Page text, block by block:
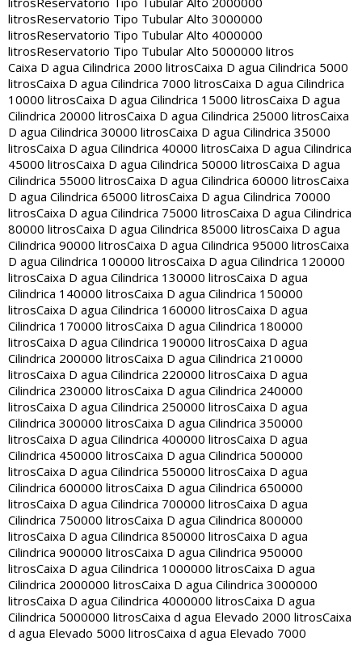
litrosReservatorio Tipo Tubular Alto 3000000
litrosReservatorio Tipo Tubular Alto 4000000
litrosReservatorio Tipo Tubular Alto 5000000 litros
Caixa D agua Cilindrica 2000 litrosCaixa D agua Cilindrica 5000
litrosCaixa D agua Cilindrica 7000 litrosCaixa D agua Cilindrica
10000 litrosCaixa D agua Cilindrica 15000 litrosCaixa D agua
Cilindrica 20000 litrosCaixa D agua Cilindrica 25000 litrosCaixa
D agua Cilindrica 30000 litrosCaixa D agua Cilindrica 35000
litrosCaixa D agua Cilindrica 40000 litrosCaixa D agua Cilindrica
45000 litrosCaixa D agua Cilindrica 50000 litrosCaixa D agua
Cilindrica 55000 litrosCaixa D agua Cilindrica 60000 litrosCaixa
D agua Cilindrica 65000 litrosCaixa D agua Cilindrica 70000
litrosCaixa D agua Cilindrica 75000 litrosCaixa D agua Cilindrica
80000 litrosCaixa D agua Cilindrica 85000 litrosCaixa D agua
Cilindrica 90000 litrosCaixa D agua Cilindrica 95000 litrosCaixa
D agua Cilindrica 100000 litrosCaixa D agua Cilindrica 120000
litrosCaixa D agua Cilindrica 130000 litrosCaixa D agua
Cilindrica 140000 litrosCaixa D agua Cilindrica 150000
litrosCaixa D agua Cilindrica 160000 litrosCaixa D agua
Cilindrica 170000 litrosCaixa D agua Cilindrica 180000
litrosCaixa D agua Cilindrica 190000 litrosCaixa D agua
Cilindrica 200000 litrosCaixa D agua Cilindrica 210000
litrosCaixa D agua Cilindrica 220000 litrosCaixa D agua
Cilindrica 230000 litrosCaixa D agua Cilindrica 240000
litrosCaixa D agua Cilindrica 250000 litrosCaixa D agua
Cilindrica 300000 litrosCaixa D agua Cilindrica 350000
litrosCaixa D agua Cilindrica 400000 litrosCaixa D agua
Cilindrica 450000 litrosCaixa D agua Cilindrica 500000
litrosCaixa D agua Cilindrica 550000 litrosCaixa D agua
Cilindrica 600000 litrosCaixa D agua Cilindrica 650000
litrosCaixa D agua Cilindrica 700000 litrosCaixa D agua
Cilindrica 750000 litrosCaixa D agua Cilindrica 800000
litrosCaixa D agua Cilindrica 850000 litrosCaixa D agua
Cilindrica 900000 litrosCaixa D agua Cilindrica 950000
litrosCaixa D agua Cilindrica 1000000 litrosCaixa D agua
Cilindrica 2000000 litrosCaixa D agua Cilindrica 3000000
litrosCaixa D agua Cilindrica 4000000 litrosCaixa D agua
Cilindrica 5000000 litrosCaixa d agua Elevado 2000 litrosCaixa
d agua Elevado 5000 litrosCaixa d agua Elevado 7000